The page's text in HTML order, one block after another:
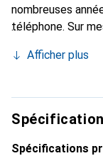
nombreuses
téléphone. Sur
et indispensable
marque Noreve
exigeante.
Afficher plus
Spécifications